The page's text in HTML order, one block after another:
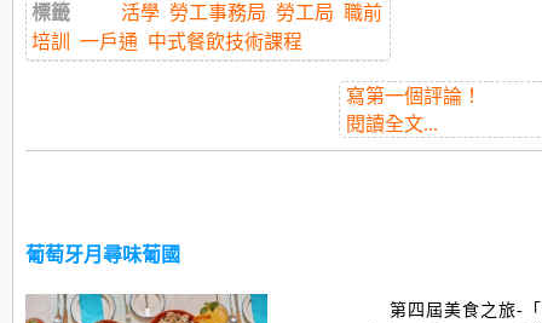
標籤
活學 勞工事務局 勞工局 職前
培訓
一戶通 中式餐飲技術課程
寫第一個評論！
閱讀全文...
葡萄牙月尋味葡國
第四屆美食之旅-